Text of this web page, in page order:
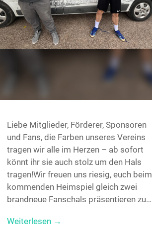
Liebe Mitglieder, Förderer, Sponsoren
und Fans, die Farben unseres Vereins
tragen wir alle im Herzen – ab sofort
könnt ihr sie auch stolz um den Hals
tragen!Wir freuen uns riesig, euch beim
kommenden Heimspiel gleich zwei
brandneue Fanschals präsentieren zu…
Weiterlesen →